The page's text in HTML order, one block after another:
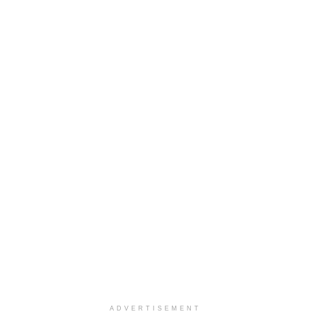
ADVERTISEMENT